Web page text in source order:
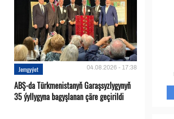
Jemgyýet 04.08.2026 - 17:38
ABŞ-da Türkmenistanyň Garaşsyzlygynyň
35 ýyllygyna bagyşlanan çäre geçirildi